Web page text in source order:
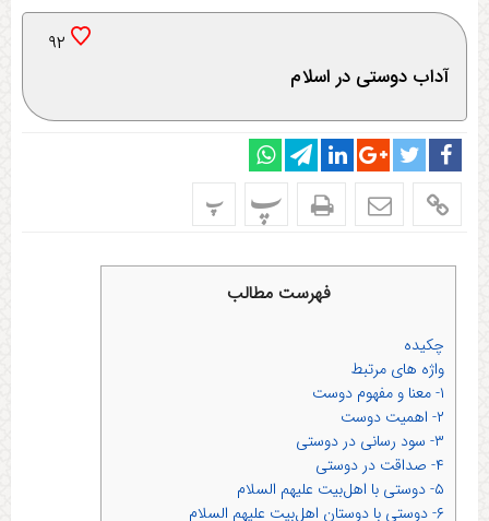
۹۲
آداب دوستی در اسلام
پ پ
فهرست مطالب
چکیده
واژه های مرتبط
۱- معنا و مفهوم دوست
۲- اهمیت دوست
۳- سود رسانی در دوستی
۴- صداقت در دوستی
۵- دوستی با اهل‌بیت علیهم السلام
۶- دوستی با دوستانِ اهل‌بیت علیهم السلام